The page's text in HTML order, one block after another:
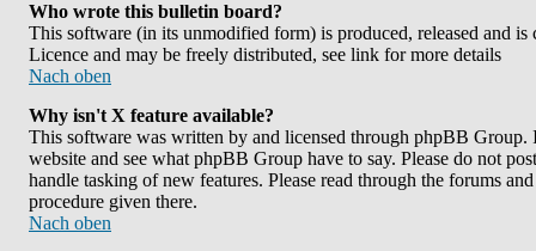
Who wrote this bulletin board?
This software (in its unmodified form) is produced, released and
Licence and may be freely distributed, see link for more details
Nach oben
Why isn't X feature available?
This software was written by and licensed through phpBB Group.
website and see what phpBB Group have to say. Please do not
handle tasking of new features. Please read through the forums
procedure given there.
Nach oben